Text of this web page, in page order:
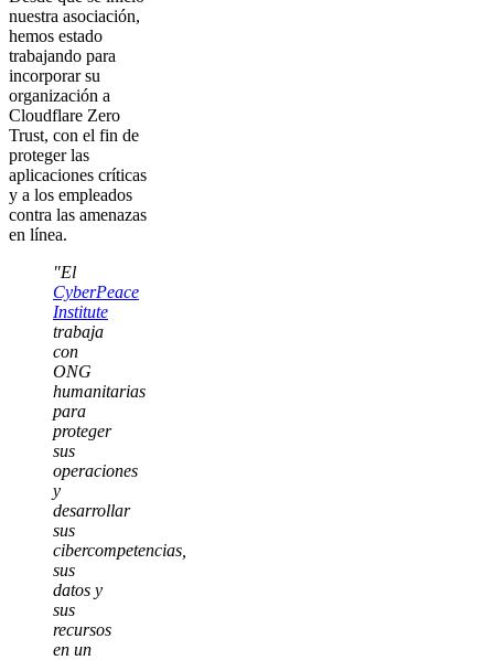
nuestra asociación,
hemos estado
trabajando para
incorporar su
organización a
Cloudflare Zero
Trust, con el fin de
proteger las
aplicaciones críticas
y a los empleados
contra las amenazas
en línea.
"El
CyberPeace
Institute
trabaja
con
ONG
humanitarias
para
proteger
sus
operaciones
y
desarrollar
sus
cibercompetencias,
sus
datos y
sus
recursos
en un